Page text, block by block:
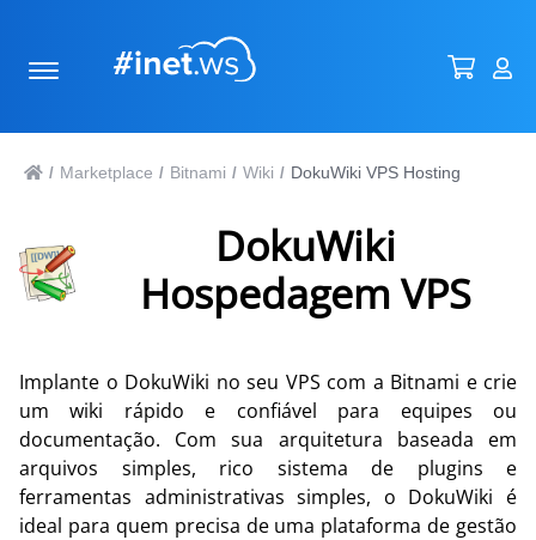
/ Marketplace / Bitnami / Wiki / DokuWiki VPS Hosting
DokuWiki
Hospedagem VPS
Implante o DokuWiki no seu VPS com a Bitnami e crie
um wiki rápido e confiável para equipes ou
documentação. Com sua arquitetura baseada em
arquivos simples, rico sistema de plugins e
ferramentas administrativas simples, o DokuWiki é
ideal para quem precisa de uma plataforma de gestão